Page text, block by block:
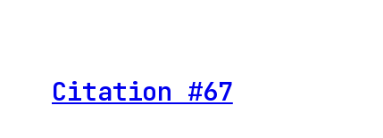
Citation #67